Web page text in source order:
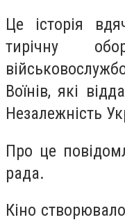
Це історія
тирічну
Воїнів, які
Незалежність
Про це
рада.
Кіно